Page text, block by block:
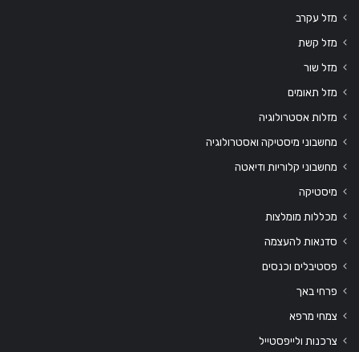
מזל עקרב
מזל קשת
מזל שור
מזל תאומים
מזלות אסטרולוגיה
מחשבוני מיסטיקה ואסטרולוגיה
מחשבוני קלוריות ודיאטה
מיסטיקה
מכללות מומלצות
סדנאות להעצמה
פסטיבלים וכנסים
פרחי באך
צמחי מרפא
צרכנות ולייפסטייל